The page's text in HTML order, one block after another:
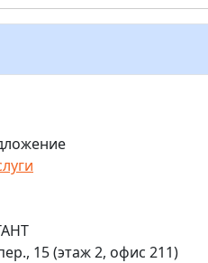
15 (этаж 2, офис 211)